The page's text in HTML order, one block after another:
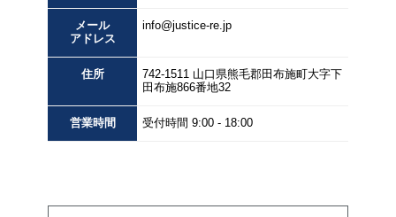
メール
アドレス
info@justice-re.jp
住所 742-1511 山口県熊毛郡田布施町大字下
田布施866番地32
営業時間 受付時間 9:00 - 18:00